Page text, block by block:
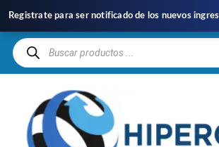
Registrate para ser notificado de los nuevos